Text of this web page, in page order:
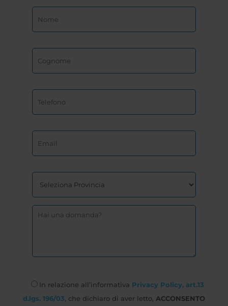
In relazione all’informativa Privacy Policy, art.13
d.lgs. 196/03 , che dichiaro di aver letto, ACCONSENTO